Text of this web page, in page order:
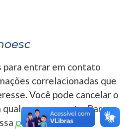
para entrar em contato
correlacionadas que
Você pode cancelar o
qualquer momento. Para
política de